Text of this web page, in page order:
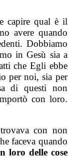
capire qual è il
avere quando
Dobbiamo
in Gesù sia a
che Egli ebbe
per noi, sia per
di questi non
con loro.
con non
faceva quando
loro delle cose